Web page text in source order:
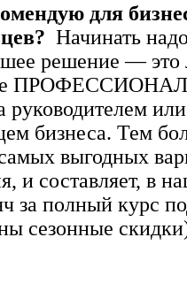
для
Начинать
решение — это
руководителем
бизнеса. Тем
выгодных
и составляет, в
за полный курс
сезонные